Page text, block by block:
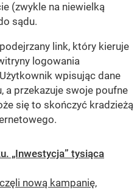
(zwykle na niewielką
sądu.
link, który kieruje
logowania
wpisując dane
a przekazuje swoje poufne
się to skończyć kradzieżą
„Inwestycja” tysiąca
nową kampanię,